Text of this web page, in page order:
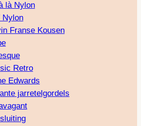
là Nylon
Nylon
Franse Kousen
Retro
Edwards
jarretelgordels